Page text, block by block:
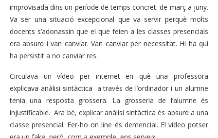
improvisada dins un període de temps concret: de març a juny.
Va ser una situació excepcional que va servir perquè molts
docents s’adonassin que el que feien a les classes presencials
era absurd i van canviar. Van canviar per necessitat. Hi ha qui
ha persistit a no canviar res.
Circulava un vídeo per internet en què una professora
explicava anàlisi sintàctica a través de l’ordinador i un alumne
tenia una resposta grossera. La grosseria de l’alumne és
injustificable. Ara bé, explicar anàlisi sintàctica és absurd a una
classe presencial. Fer-ho on line és demencial. El vídeo potser